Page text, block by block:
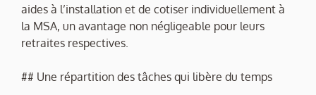
aides à l’installation et de cotiser individuellement à
la MSA, un avantage non négligeable pour leurs
retraites respectives.
## Une répartition des tâches qui libère du temps